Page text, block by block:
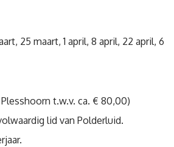
25 maart, 1 april, 8 april, 22 april, 6
t.w.v. ca. € 80,00)
lid van Polderluid.